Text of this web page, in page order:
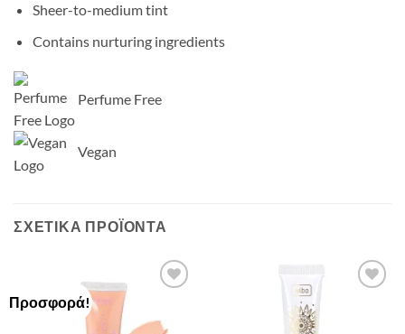
Sheer-to-medium tint
Contains nurturing ingredients
Perfume Free
Vegan
ΣΧΕΤΙΚΆ ΠΡΟΪΌΝΤΑ
Προσφορά!